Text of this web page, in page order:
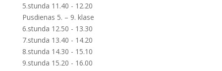
5.stunda 11.40 - 12.20
Pusdienas 5. – 9. klase
6.stunda 12.50 - 13.30
7.stunda 13.40 - 14.20
8.stunda 14.30 - 15.10
9.stunda 15.20 - 16.00